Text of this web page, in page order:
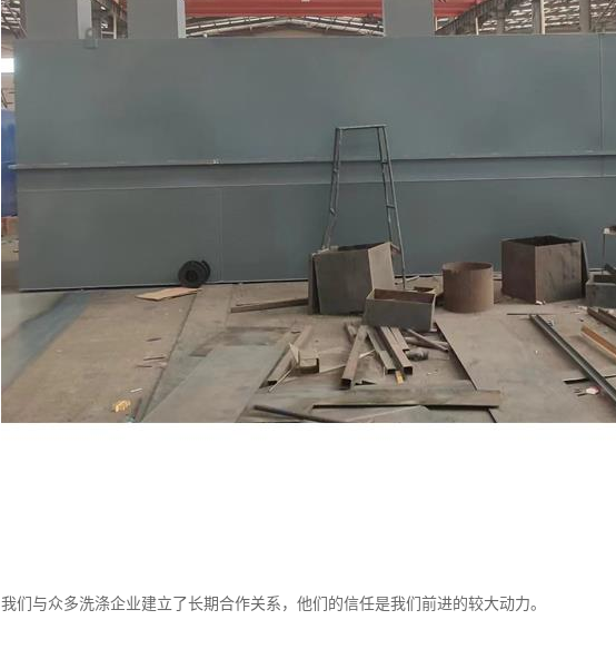
我们与众多洗涤企业建立了长期合作关系，他们的信任是我们前进的较大动力。